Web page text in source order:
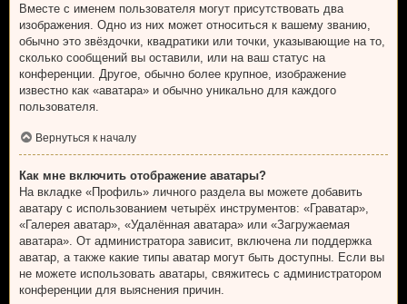
Вместе с именем пользователя могут присутствовать два
изображения. Одно из них может относиться к вашему званию,
обычно это звёздочки, квадратики или точки, указывающие на то,
сколько сообщений вы оставили, или на ваш статус на
конференции. Другое, обычно более крупное, изображение
известно как «аватара» и обычно уникально для каждого
пользователя.
Вернуться к началу
Как мне включить отображение аватары?
На вкладке «Профиль» личного раздела вы можете добавить
аватару с использованием четырёх инструментов: «Граватар»,
«Галерея аватар», «Удалённая аватара» или «Загружаемая
аватара». От администратора зависит, включена ли поддержка
аватар, а также какие типы аватар могут быть доступны. Если вы
не можете использовать аватары, свяжитесь с администратором
конференции для выяснения причин.